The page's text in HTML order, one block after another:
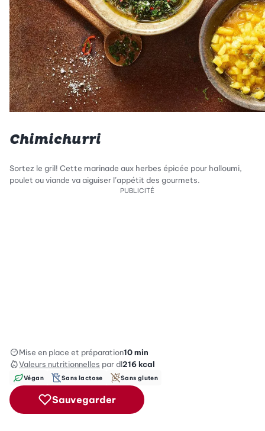
Chimichurri
Sortez le gril! Cette marinade aux herbes épicée pour halloumi,
poulet ou viande va aiguiser l’appétit des gourmets.
PUBLICITÉ
Mise en place et préparation10 min
Valeurs nutritionnelles par dl216kcal
Végan Sans lactose Sans gluten
Sauvegarder